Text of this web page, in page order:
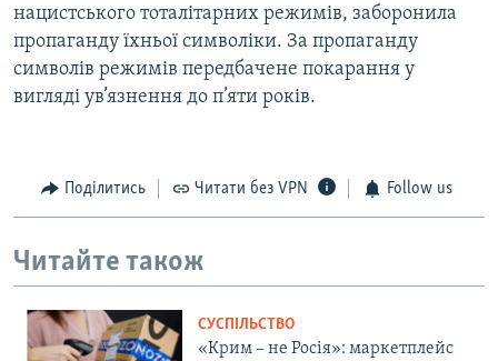
нацистського тоталітарних режимів, заборонила
пропаганду їхньої символіки. За пропаганду
символів режимів передбачене покарання у
вигляді ув’язнення до п’яти років.
Поділитись Читати без VPN Follow us
Читайте також
СУСПІЛЬСТВО
«Крим – не Росія»: маркетплейс